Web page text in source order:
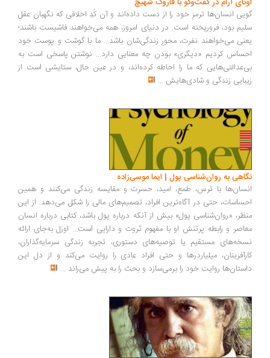
گویی انسان‌ها ترمزِ خود را از دست داده‌اند و آن کُدِ اخلاقی که نگهبان عقل
سلیم بود، فروریخته است. در دنیای امروز، همه می‌خواهند فاشیست باشند؛
یعنی می‌خواهند نفرت، محورِ زندگی‌شان باشد... ما با گوشت و پوست خود
احساس کردیم «دیگری» بودن چه معنایی دارد... نوشتن پاسخی است به
بی‌عدالتی‌هایی که ما را احاطه کرده‌اند، و در عین حال، ستایشی است از
زیبایی زندگی و شادی‌هایش ...
نگاهی به روان‌شناسی پول | ایما موسی‌زاده
انسان‌ها با ترس، طمع، امید، حسرت و مقایسه زندگی می‌کنند و همین
احساسات، حتی در آگاه‌ترین افراد، تصمیم‌های مالی را شکل می‌دهد. از این
منظر، «روان‌شناسی پول» بیش از آنکه درباره پول باشد، کتابی درباره انسان
معاصر و رابطه پرتنش او با مفهوم ثروت و دارایی است... اوزل به‌جای ارائه
نسخه‌های مستقیم یا توصیه‌های دستوری، تجربه زندگی سرمایه‌گذاران،
کارآفرینان، میلیاردرها و حتی افراد عادی را روایت می‌کند و از دل این
داستان‌ها روایت خود را برمی‌سازد و بحث را به پیش می‌راند ...